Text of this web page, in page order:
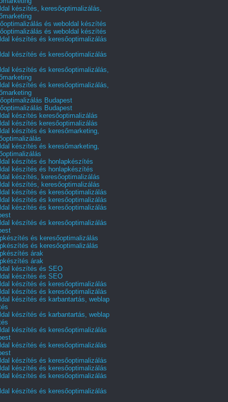
készítés, keresőoptimalizálás,
és weboldal készítés
és weboldal készítés
készítés és keresőoptimalizálás
készítés és keresőoptimalizálás
készítés és keresőoptimalizálás,
készítés és keresőoptimalizálás,
Budapest
Budapest
készítés keresőoptimalizálás
készítés keresőoptimalizálás
készítés és keresőmarketing,
készítés és keresőmarketing,
készítés és honlapkészítés
készítés és honlapkészítés
készítés, keresőoptimalizálás
készítés, keresőoptimalizálás
készítés és keresőoptimalizálás
készítés és keresőoptimalizálás
készítés és keresőoptimalizálás
készítés és keresőoptimalizálás
és keresőoptimalizálás
és keresőoptimalizálás
árak
árak
készítés és SEO
készítés és SEO
készítés és keresőoptimalizálás
készítés és keresőoptimalizálás
készítés és karbantartás, weblap
készítés és karbantartás, weblap
készítés és keresőoptimalizálás
készítés és keresőoptimalizálás
készítés és keresőoptimalizálás
készítés és keresőoptimalizálás
készítés és keresőoptimalizálás
készítés és keresőoptimalizálás